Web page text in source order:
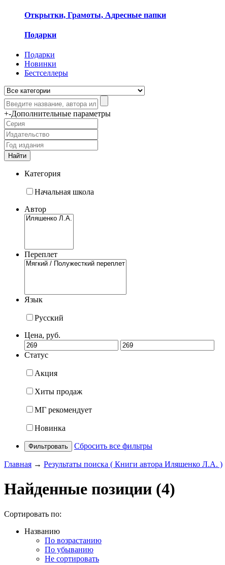
Открытки, Грамоты, Адресные папки
Подарки
Подарки
Новинки
Бестселлеры
+-Дополнительные параметры
Категория
Начальная школа
Автор
Переплет
Язык
Русский
Цена, руб.
Статус
Акция
Хиты продаж
МГ рекомендует
Новинка
Фильтровать Сбросить все фильтры
Главная → Результаты поиска ( Книги автора Иляшенко Л.А. )
Найденные позиции (4)
Сортировать по:
Названию
По возрастанию
По убыванию
Не сортировать